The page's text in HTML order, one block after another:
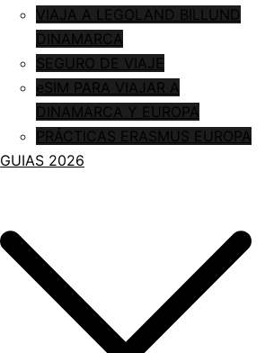
VIAJA A LEGOLAND BILLUND
DINAMARCA
SEGURO DE VIAJE
eSIM PARA VIAJAR A
DINAMARCA Y EUROPA
PRÁCTICAS ERASMUS EUROPA
GUIAS 2026